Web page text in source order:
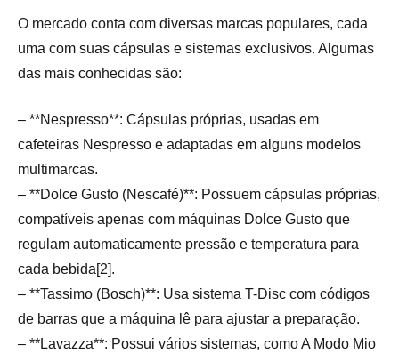
O mercado conta com diversas marcas populares, cada
uma com suas cápsulas e sistemas exclusivos. Algumas
das mais conhecidas são:
– **Nespresso**: Cápsulas próprias, usadas em
cafeteiras Nespresso e adaptadas em alguns modelos
multimarcas.
– **Dolce Gusto (Nescafé)**: Possuem cápsulas próprias,
compatíveis apenas com máquinas Dolce Gusto que
regulam automaticamente pressão e temperatura para
cada bebida[2].
– **Tassimo (Bosch)**: Usa sistema T-Disc com códigos
de barras que a máquina lê para ajustar a preparação.
– **Lavazza**: Possui vários sistemas, como A Modo Mio